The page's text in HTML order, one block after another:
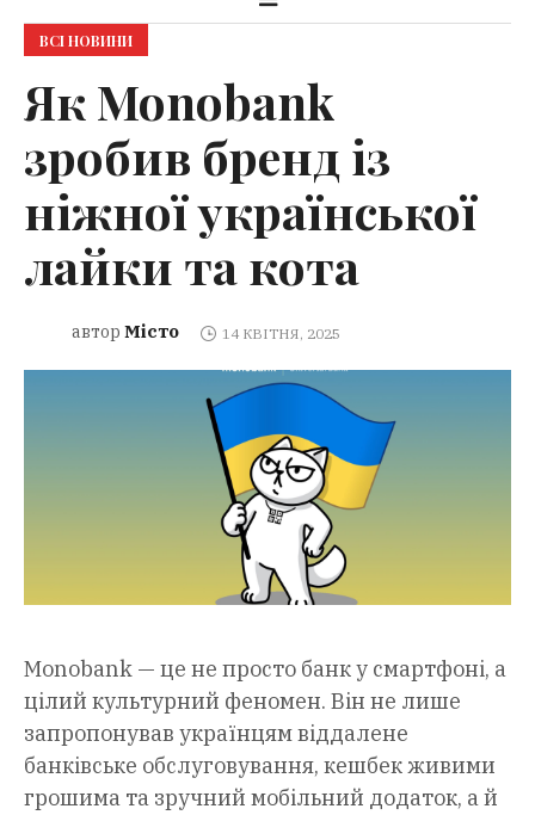
ВСІ НОВИНИ
Як Monobank
зробив бренд із
ніжної української
лайки та кота
автор Місто 14 КВІТНЯ, 2025
Мonobank — це не просто банк у смартфоні, а
цілий культурний феномен. Він не лише
запропонував українцям віддалене
банківське обслуговування, кешбек живими
грошима та зручний мобільний додаток, а й